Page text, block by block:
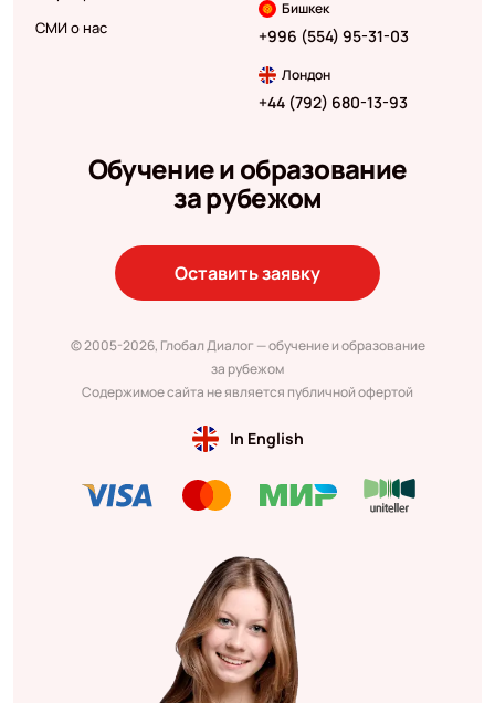
СМИ о нас
Бишкек
+996 (554) 95-31-03
Лондон
+44 (792) 680-13-93
Обучение и образование
за рубежом
Оставить заявку
© 2005-2026, Глобал Диалог — обучение и образование
за рубежом
Содержимое сайта не является публичной офертой
In English